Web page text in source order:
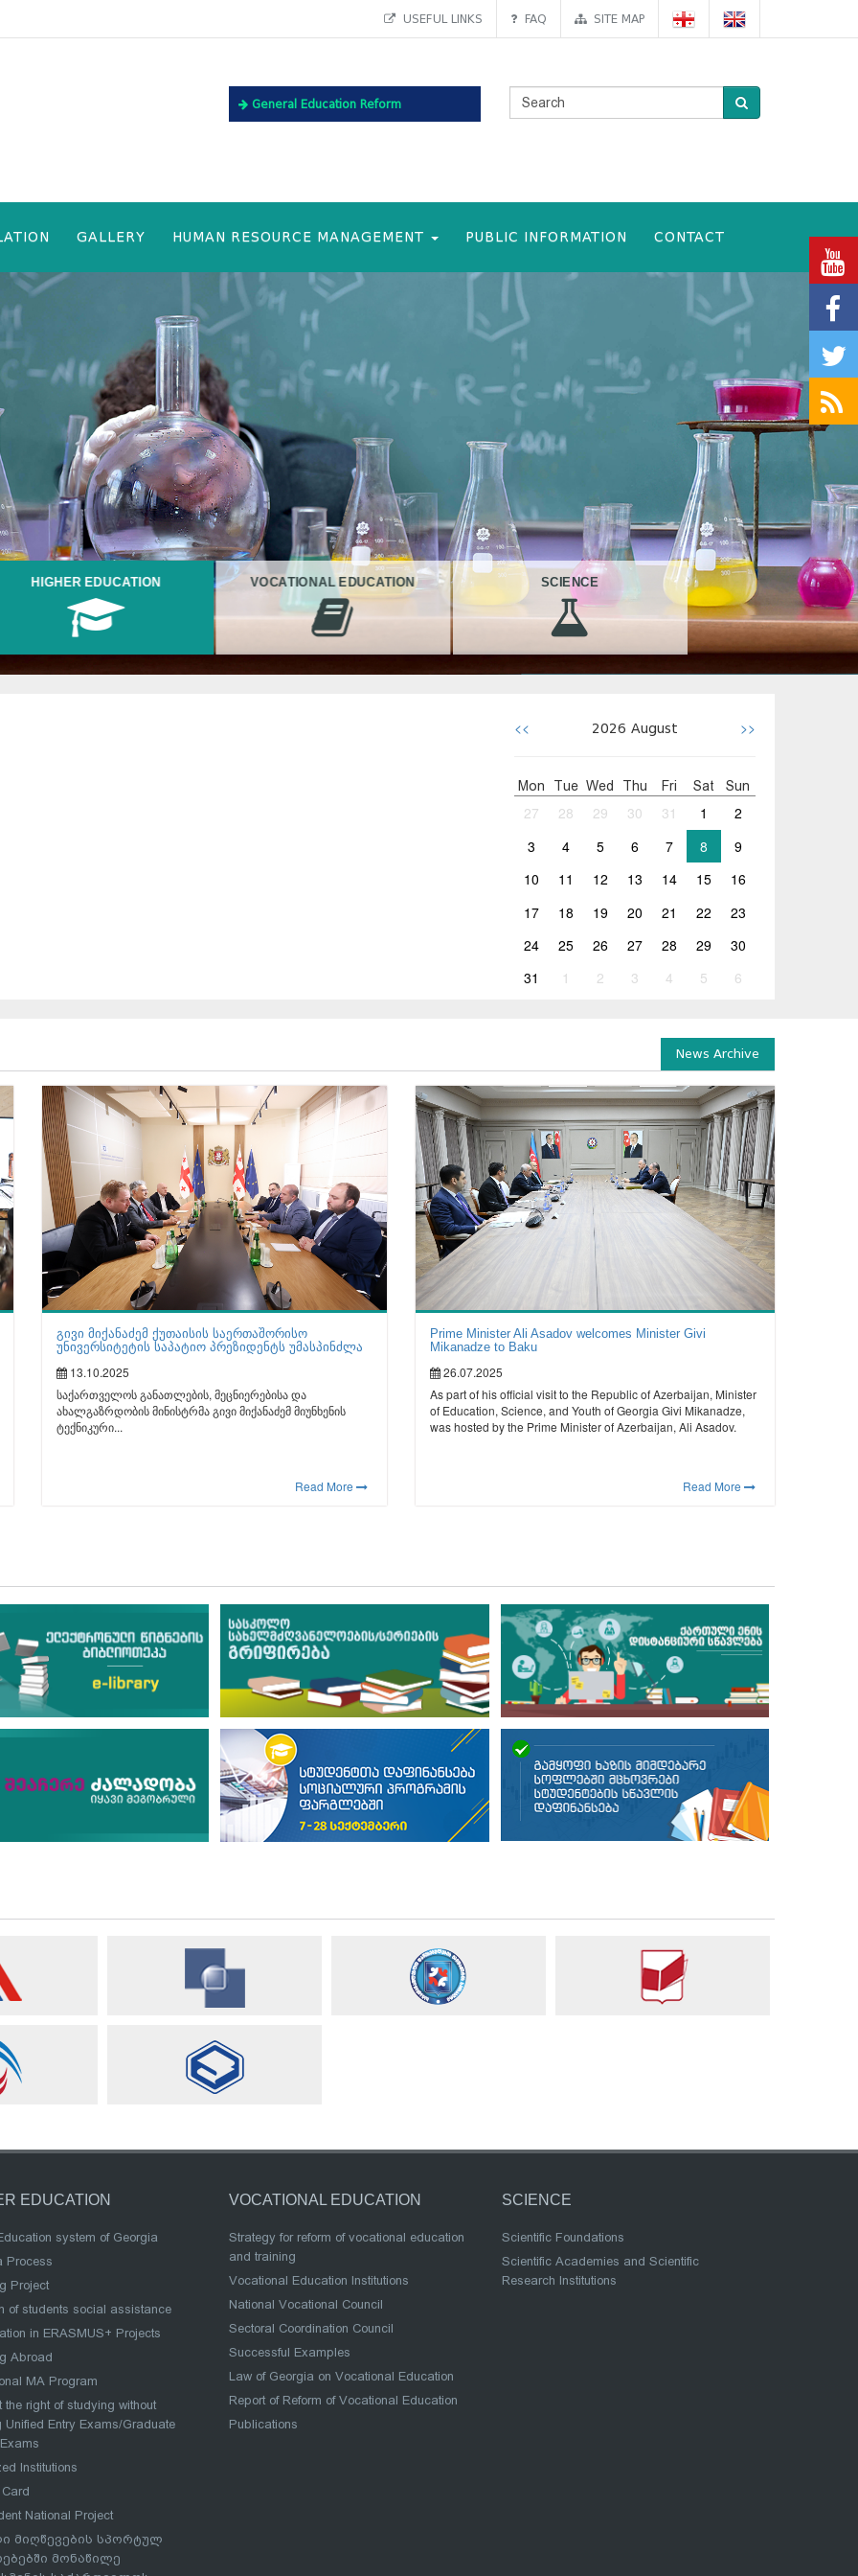
USEFUL LINKS FAQ SITE MAP
General Education Reform
GALLERY HUMAN RESOURCE MANAGEMENT PUBLIC INFORMATION CONTACT
HIGHER EDUCATION VOCATIONAL EDUCATION SCIENCE
<< 2026 August >>
Mon Tue Wed Thu Fri Sat Sun
27 28 29 30 31 1
2
3
4 5 6 7 8
9
10
11 12 13 14 15
16
17
18 19 20 21 22
23
24
25 26 27 28 29
30
31
1 2 3 4 5 6
News Archive
გივი მიქანაძემ ქუთაისის საერთაშორისო
უნივერსიტეტის საპატიო პრეზიდენტს უმასპინძლა
13.10.2025
საქართველოს განათლების, მეცნიერებისა და
ახალგაზრდობის მინისტრმა გივი მიქანაძემ მიუნხენის
ტექნიკური...
Read More
Prime Minister Ali Asadov welcomes Minister Givi
Mikanadze to Baku
26.07.2025
As part of his official visit to the Republic of Azerbaijan, Minister
of Education, Science, and Youth of Georgia Givi Mikanadze,
was hosted by the Prime Minister of Azerbaijan, Ali Asadov.
Read More
EDUCATION
system of Georgia
Process
Project
of students social assistance
in ERASMUS+ Projects
Abroad
MA Program
the right of studying without
Unified Entry Exams/Graduate
Institutions
National Project
მიღწევების სპორტულ
მონაწილე
VOCATIONAL EDUCATION
Strategy for reform of vocational education
and training
Vocational Education Institutions
National Vocational Council
Sectoral Coordination Council
Successful Examples
Law of Georgia on Vocational Education
Report of Reform of Vocational Education
Publications
SCIENCE
Scientific Foundations
Scientific Academies and Scientific
Research Institutions